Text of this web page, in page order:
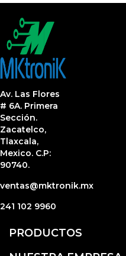
Av. Las Flores
# 6A. Primera
Sección.
Zacatelco,
Tlaxcala,
Mexico. C.P:
90740.
ventas@mktronik.mx
241 102 9960
PRODUCTOS